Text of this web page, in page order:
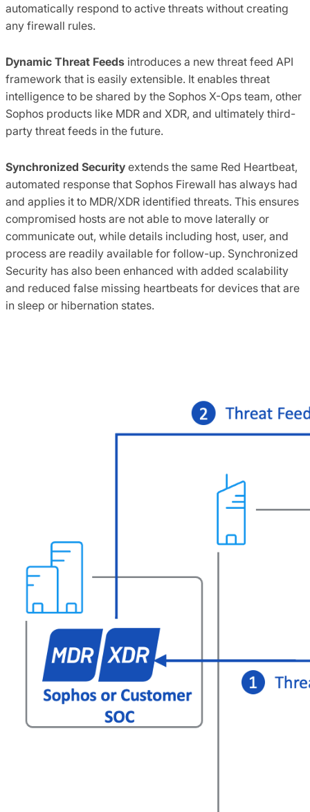
automatically respond to active threats without creating
any firewall rules.
Dynamic Threat Feeds introduces a new threat feed API
framework that is easily extensible. It enables threat
intelligence to be shared by the Sophos X-Ops team, other
Sophos products like MDR and XDR, and ultimately third-
party threat feeds in the future.
Synchronized Security extends the same Red Heartbeat,
automated response that Sophos Firewall has always had
and applies it to MDR/XDR identified threats. This ensures
compromised hosts are not able to move laterally or
communicate out, while details including host, user, and
process are readily available for follow-up. Synchronized
Security has also been enhanced with added scalability
and reduced false missing heartbeats for devices that are
in sleep or hibernation states.